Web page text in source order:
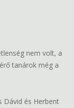
nem volt, a
tanárok még a
Dávid és Herbent